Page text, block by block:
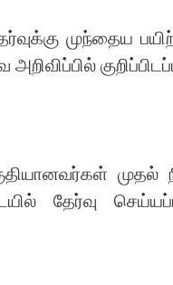
முந்தைய
முதல்
தேர்வு